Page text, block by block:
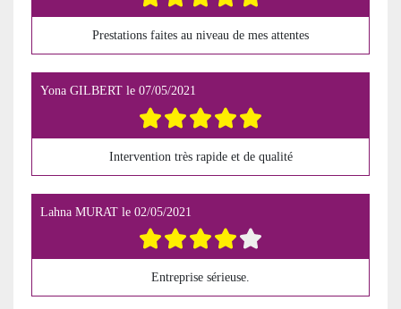
Prestations faites au niveau de mes attentes
Yona GILBERT le 07/05/2021
Intervention très rapide et de qualité
Lahna MURAT le 02/05/2021
Entreprise sérieuse.